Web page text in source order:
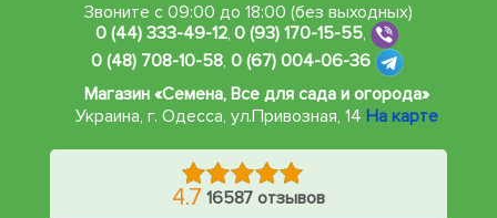
Звоните с 09:00 до 18:00 (без выходных)
0 (44) 333-49-12,0 (93) 170-15-55,
0 (48) 708-10-58, 0 (67) 004-06-36
Магазин «Семена, Все для сада и огорода»
Украина, г. Одесса, ул.Привозная, 14 На карте
4.7 16587 отзывов